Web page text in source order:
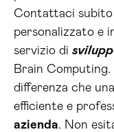
Contattaci subito
personalizzato e
servizio di
Brain Computing.
differenza che
efficiente e
azienda. Non